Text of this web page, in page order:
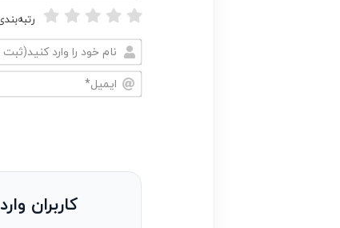
نام
خود
نظر
کاربران